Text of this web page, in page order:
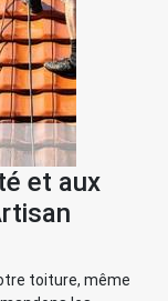
et aux
toiture, même